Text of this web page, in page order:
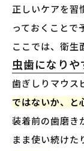
正しいケアを習
っておくことで
ここでは、衛生
虫歯になり
歯ぎしりマウス
ではないか、と
装着前の歯磨き
まま使い続けた